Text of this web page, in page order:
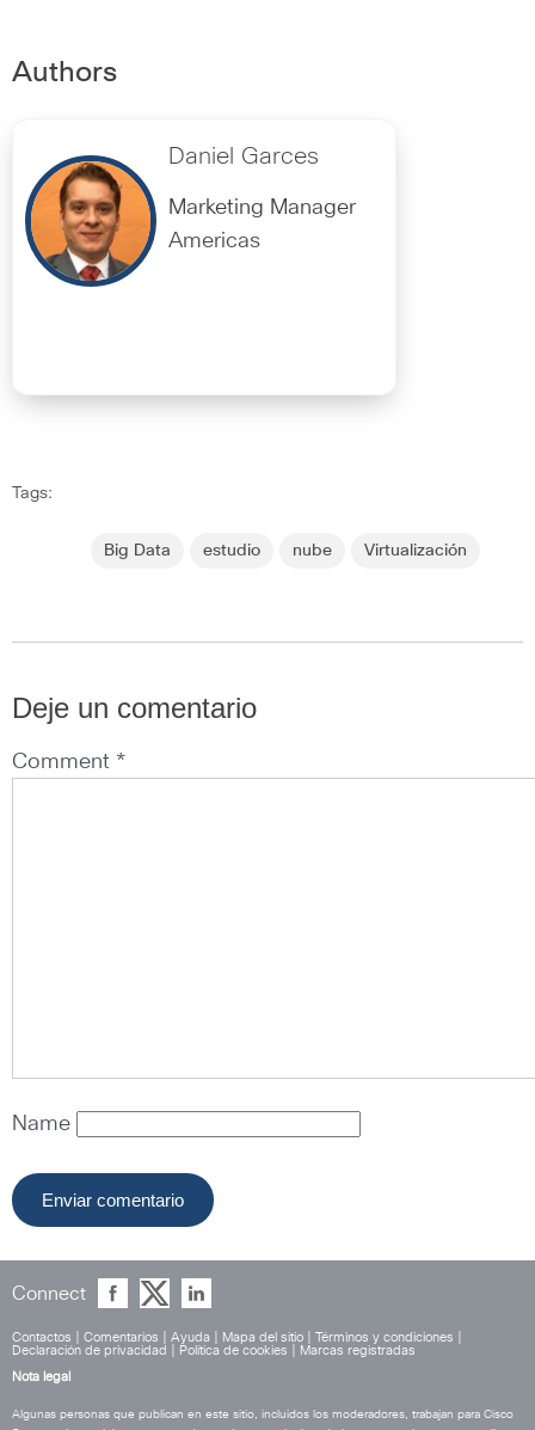
Authors
Daniel Garces
Marketing Manager
Americas
Tags:
Big Data estudio nube Virtualización
Deje un comentario
Comment *
Name
Connect
Contactos Comentarios Ayuda Mapa del sitio Términos y condiciones
Declaración de privacidad
Política de cookies
Marcas registradas
Nota legal
Algunas personas que publican en este sitio, incluidos los moderadores, trabajan para Cisco